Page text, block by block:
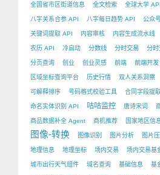
全国省市区街道信息 全文检索 全球大学 API
八字关系合参 API 八字每日趋势 API 公众
关键词提取 API 内容审核 内容生成流水线
农历 API 冷启动 分数线 分时交易 分时
分页查询 创业 创业灵感 前端 前端开发
区域坐标查询平台 历史行情 双人关系洞察
可解释排序 号码格式校验工具 合同字段提
命名实体识别 API 咕咕监控 唐诗宋词
商品数据补全 Agent 商机推荐 国家地区信
图像-转换 图像识别 图片分析 图片
地理信息 地理坐标 场内交易 场内交易基
城市出行天气组件 域名查询 基础信息 基